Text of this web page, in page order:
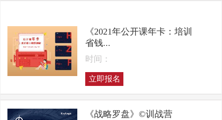
《2021年公开课年卡：培训
省钱...
时间：
立即报名
《战略罗盘》©训战营